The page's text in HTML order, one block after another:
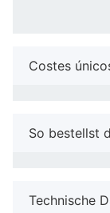
Costes
So bestellst
Technische